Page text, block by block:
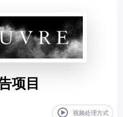
项目
视频处理方式